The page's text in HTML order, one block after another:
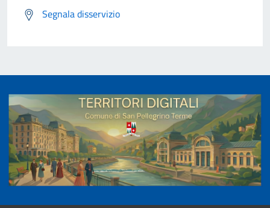
Segnala disservizio